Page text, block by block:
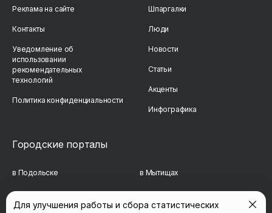
Реклама на сайте
Контакты
Уведомление об
использовании
рекомендательных
технологий
Политика конфиденциальности
Шпаргалки
Люди
Новости
Статьи
Акценты
Инфографика
Городские порталы
в Подольске в Мытищах
Для улучшения работы и сбора статистических